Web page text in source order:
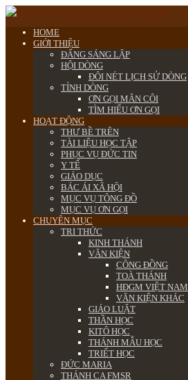
HOME
GIỚI THIỆU
ĐẤNG SÁNG LẬP
HỘI DÒNG
ĐÔI NÉT LỊCH SỬ DÒNG
TỈNH DÒNG
ƠN GỌI MÂN CÔI
TÌM HIỂU ƠN GỌI
HOẠT ĐỘNG
THƯ BỀ TRÊN
TÀI LIỆU HỌC TẬP
PHỤC VỤ ĐỨC TIN
Y TẾ
GIÁO DỤC
BÁC ÁI XÃ HỘI
MỤC VỤ TÔNG ĐỒ
MỤC VỤ ƠN GỌI
CHUYÊN MỤC
TRI THỨC
KINH THÁNH
VĂN KIỆN
CÔNG ĐỒNG
TOÀ THÁNH
HĐGM VIỆT NAM
VĂN KIỆN KHÁC
GIÁO LUẬT
THẦN HỌC
KITÔ HỌC
THÁNH MẪU HỌC
TRIẾT HỌC
ĐỨC MARIA
THÁNH CA FMSR